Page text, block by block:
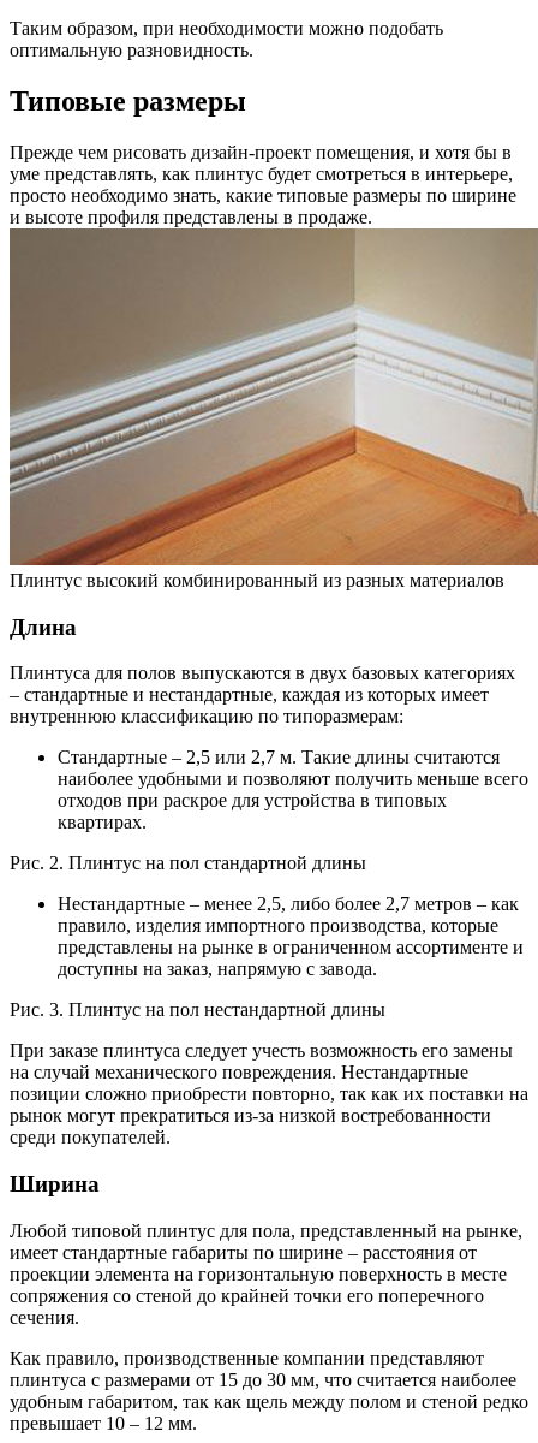
Таким образом, при необходимости можно подобать
оптимальную разновидность.
Типовые размеры
Прежде чем рисовать дизайн-проект помещения, и хотя бы в
уме представлять, как плинтус будет смотреться в интерьере,
просто необходимо знать, какие типовые размеры по ширине
и высоте профиля представлены в продаже.
Плинтус высокий комбинированный из разных материалов
Длина
Плинтуса для полов выпускаются в двух базовых категориях
– стандартные и нестандартные, каждая из которых имеет
внутреннюю классификацию по типоразмерам:
Стандартные – 2,5 или 2,7 м. Такие длины считаются
наиболее удобными и позволяют получить меньше всего
отходов при раскрое для устройства в типовых
квартирах.
Рис. 2. Плинтус на пол стандартной длины
Нестандартные – менее 2,5, либо более 2,7 метров – как
правило, изделия импортного производства, которые
представлены на рынке в ограниченном ассортименте и
доступны на заказ, напрямую с завода.
Рис. 3. Плинтус на пол нестандартной длины
При заказе плинтуса следует учесть возможность его замены
на случай механического повреждения. Нестандартные
позиции сложно приобрести повторно, так как их поставки на
рынок могут прекратиться из-за низкой востребованности
среди покупателей.
Ширина
Любой типовой плинтус для пола, представленный на рынке,
имеет стандартные габариты по ширине – расстояния от
проекции элемента на горизонтальную поверхность в месте
сопряжения со стеной до крайней точки его поперечного
сечения.
Как правило, производственные компании представляют
плинтуса с размерами от 15 до 30 мм, что считается наиболее
удобным габаритом, так как щель между полом и стеной редко
превышает 10 – 12 мм.